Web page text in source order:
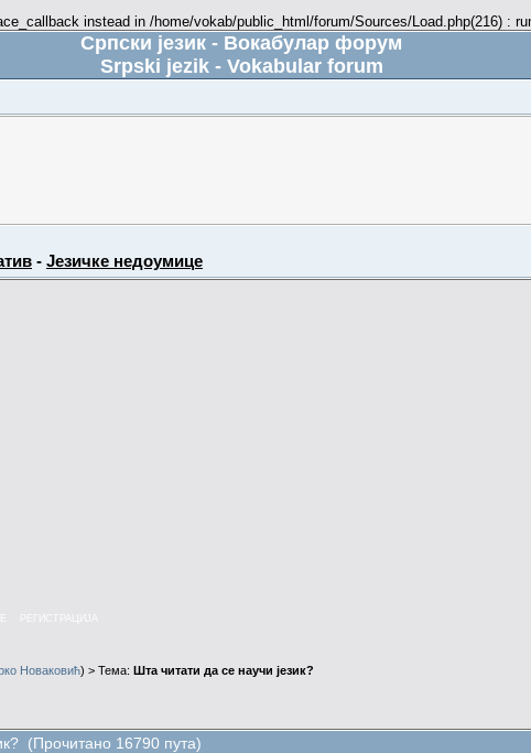
instead in /home/vokab/public_html/forum/Sources/Load.php(216) :
Српски језик - Вокабулар форум
Srpski jezik - Vokabular forum
- Језичке недоумице
Новаковић) > Тема: Шта читати да се научи језик?
(Прочитано 16790 пута)